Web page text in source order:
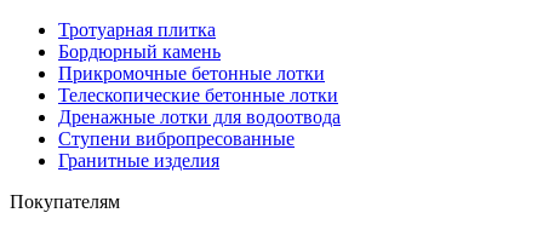
Тротуарная плитка
Бордюрный камень
Прикромочные бетонные лотки
Телескопические бетонные лотки
Дренажные лотки для водоотвода
Ступени вибропресованные
Гранитные изделия
Покупателям